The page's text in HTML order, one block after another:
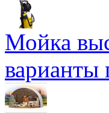
Мойка
варианты